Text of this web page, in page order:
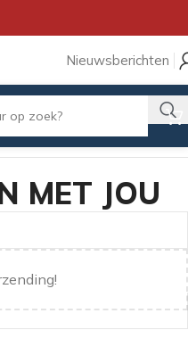
Nieuwsberichten
MET JOU